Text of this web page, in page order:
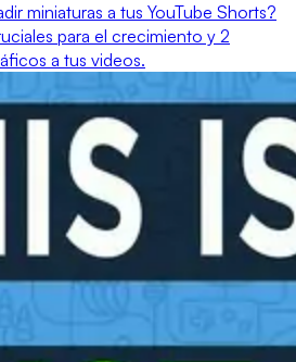
miniaturas a tus YouTube Shorts?
para el crecimiento y 2
a tus videos.